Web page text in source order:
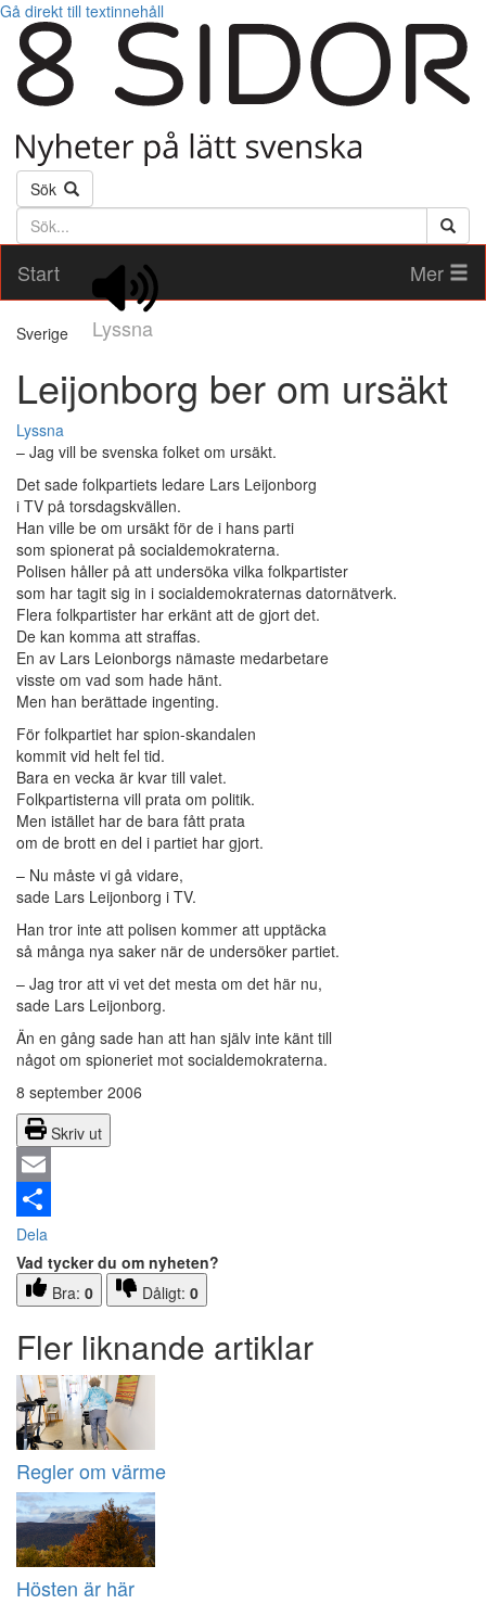
Gå direkt till textinnehåll
Sök
Söktext
Start
Lyssna
Mer
Sverige
Leijonborg ber om ursäkt
Lyssna
– Jag vill be svenska folket om ursäkt.
Det sade folkpartiets ledare Lars Leijonborg
i TV på torsdagskvällen.
Han ville be om ursäkt för de i hans parti
som spionerat på socialdemokraterna.
Polisen håller på att undersöka vilka folkpartister
som har tagit sig in i socialdemokraternas datornätverk.
Flera folkpartister har erkänt att de gjort det.
De kan komma att straffas.
En av Lars Leionborgs nämaste medarbetare
visste om vad som hade hänt.
Men han berättade ingenting.
För folkpartiet har spion-skandalen
kommit vid helt fel tid.
Bara en vecka är kvar till valet.
Folkpartisterna vill prata om politik.
Men istället har de bara fått prata
om de brott en del i partiet har gjort.
– Nu måste vi gå vidare,
sade Lars Leijonborg i TV.
Han tror inte att polisen kommer att upptäcka
så många nya saker när de undersöker partiet.
– Jag tror att vi vet det mesta om det här nu,
sade Lars Leijonborg.
Än en gång sade han att han själv inte känt till
något om spioneriet mot socialdemokraterna.
8 september 2006
Skriv ut
Email
Dela
Vad tycker du om nyheten?
Bra: 0 Dåligt: 0
Fler liknande artiklar
Regler om värme
Hösten är här